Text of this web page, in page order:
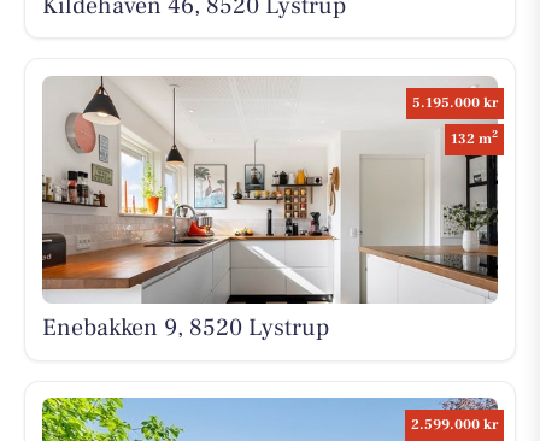
5.195.000 kr
132 m2
Enebakken 9, 8520 Lystrup
2.599.000 kr